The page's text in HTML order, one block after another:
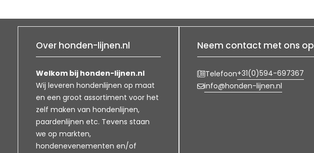
Over honden-lijnen.nl
Welkom bij honden-lijnen.nl
Wij leveren hondenlijnen op maat
en een groot assortiment voor het
zelf maken van hondenlijnen,
paardenlijnen etc. Tevens staan
we op markten,
hondenevenementen en/of
Neem contact met ons op
Telefoon+31(0)594-697367
info@honden-lijnen.nl